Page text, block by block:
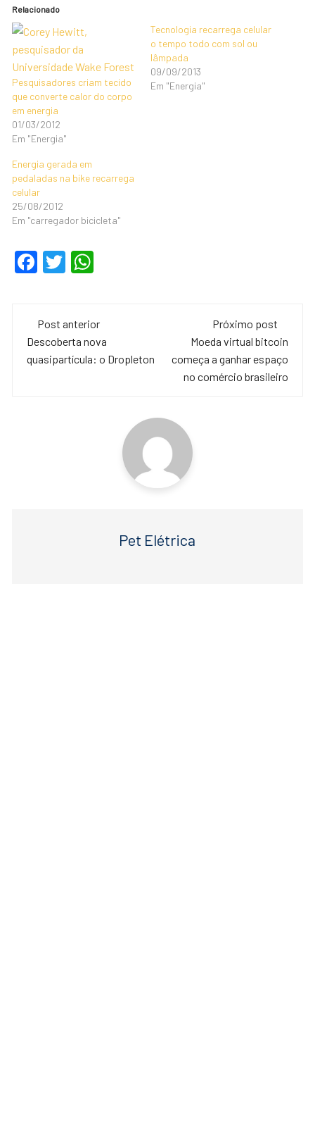
Relacionado
Pesquisadores criam tecido
que converte calor do corpo
em energia
01/03/2012
Em "Energia"
Tecnologia recarrega celular
o tempo todo com sol ou
lâmpada
09/09/2013
Em "Energia"
Energia gerada em
pedaladas na bike recarrega
celular
25/08/2012
Em "carregador bicicleta"
F
e
b
T
er s
A
Navegação
de
Post anterior
Descoberta nova
quasipartícula: o Dropleton
Próximo post
Moeda virtual bitcoin
começa a ganhar espaço
no comércio brasileiro
Pet Elétrica